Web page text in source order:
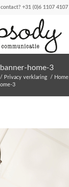
+31 (0)6 1107 4107
home-3
/ Privacy verklaring / Home
3